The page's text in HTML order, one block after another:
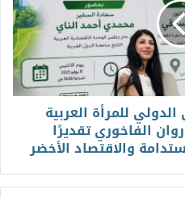
للمرأة العربية
الفاخوري تقديرًا
والاقتصاد الأخضر